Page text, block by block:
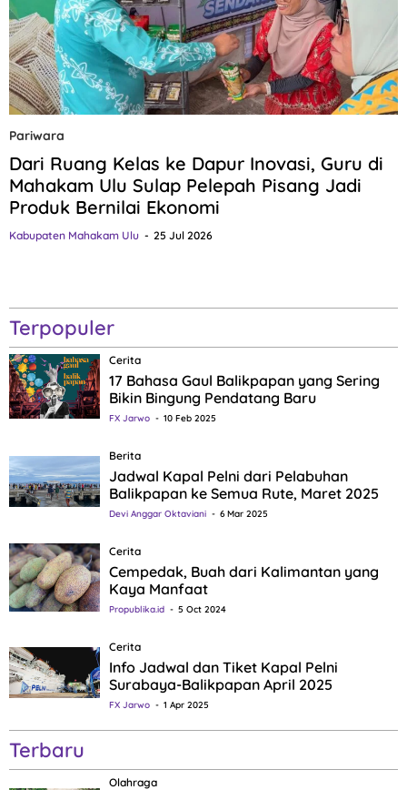
Pariwara
Dari Ruang Kelas ke Dapur Inovasi, Guru di
Mahakam Ulu Sulap Pelepah Pisang Jadi
Produk Bernilai Ekonomi
Kabupaten Mahakam Ulu 25 Jul 2026
Terpopuler
Cerita
17 Bahasa Gaul Balikpapan yang Sering
Bikin Bingung Pendatang Baru
FX Jarwo 10 Feb 2025
Berita
Jadwal Kapal Pelni dari Pelabuhan
Balikpapan ke Semua Rute, Maret 2025
Devi Anggar Oktaviani 6 Mar 2025
Cerita
Cempedak, Buah dari Kalimantan yang
Kaya Manfaat
Propublika.id 5 Oct 2024
Cerita
Info Jadwal dan Tiket Kapal Pelni
Surabaya-Balikpapan April 2025
FX Jarwo 1 Apr 2025
Terbaru
Olahraga